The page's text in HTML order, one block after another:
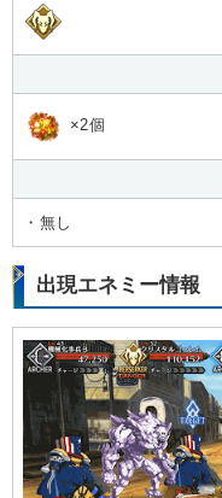
×2個
・無し
出現エネミー情報